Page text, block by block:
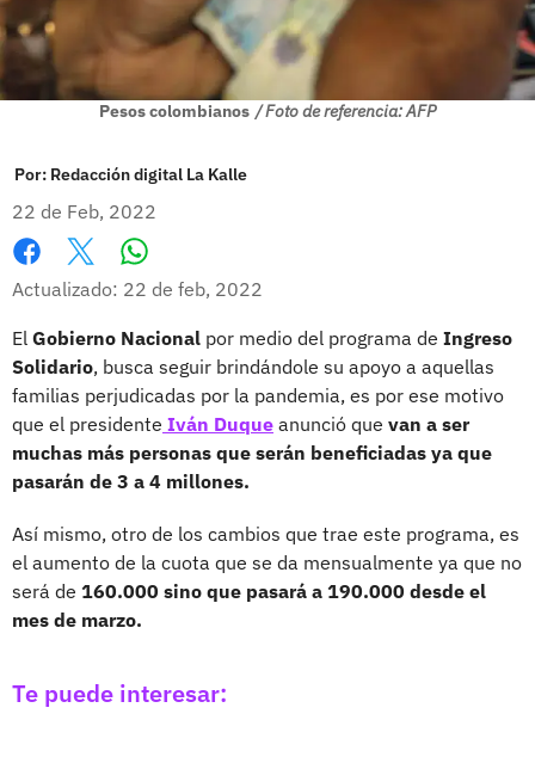
Pesos colombianos / Foto de referencia: AFP
Por: Redacción digital La Kalle
22 de Feb, 2022
Facebook
X
Actualizado: 22 de feb, 2022
El Gobierno Nacional por medio del programa de Ingreso
Solidario, busca seguir brindándole su apoyo a aquellas
familias perjudicadas por la pandemia, es por ese motivo
que el presidente Iván Duque anunció que van a ser
muchas más personas que serán beneficiadas ya que
pasarán de 3 a 4 millones.
Así mismo, otro de los cambios que trae este programa, es
el aumento de la cuota que se da mensualmente ya que no
será de 160.000 sino que pasará a 190.000 desde el
mes de marzo.
Te puede interesar: